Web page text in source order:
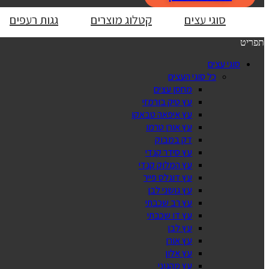
סוגי עצים קטלוג מוצרים גגות רעפים
תפריט
סוגי עצים
כל סוגי העצים
מחסן עצים
עץ טיק בורמזי
עץ איפאה טבאקו
עץ אורן טרמו
דק במבוק
עץ סידר קנדי
עץ המלוק קנדי
עץ דוגלס פייר
עץ גושני לבן
עץ רב שכבתי
עץ דו שכבתי
עץ לבן
עץ אורן
עץ אלון
עץ מהגוני